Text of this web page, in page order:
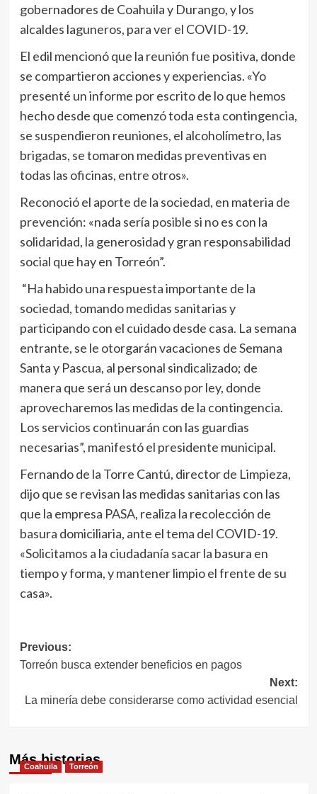
gobernadores de Coahuila y Durango, y los
alcaldes laguneros, para ver el COVID-19.
El edil mencionó que la reunión fue positiva, donde
se compartieron acciones y experiencias. «Yo
presenté un informe por escrito de lo que hemos
hecho desde que comenzó toda esta contingencia,
se suspendieron reuniones, el alcoholímetro, las
brigadas, se tomaron medidas preventivas en
todas las oficinas, entre otros».
Reconoció el aporte de la sociedad, en materia de
prevención: «nada sería posible si no es con la
solidaridad, la generosidad y gran responsabilidad
social que hay en Torreón”.
“Ha habido una respuesta importante de la
sociedad, tomando medidas sanitarias y
participando con el cuidado desde casa. La semana
entrante, se le otorgarán vacaciones de Semana
Santa y Pascua, al personal sindicalizado; de
manera que será un descanso por ley, donde
aprovecharemos las medidas de la contingencia.
Los servicios continuarán con las guardias
necesarias”, manifestó el presidente municipal.
Fernando de la Torre Cantú, director de Limpieza,
dijo que se revisan las medidas sanitarias con las
que la empresa PASA, realiza la recolección de
basura domiciliaria, ante el tema del COVID-19.
«Solicitamos a la ciudadanía sacar la basura en
tiempo y forma, y mantener limpio el frente de su
casa».
Navegación
de
entradas
Previous:
Torreón busca extender beneficios en pagos
Next:
La minería debe considerarse como actividad esencial
Más historias
Coahuila Torreón